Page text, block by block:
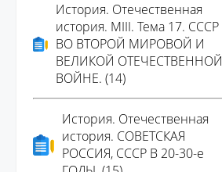
История. Отечественная
история. МIII. Тема 17. СССР
ВО ВТОРОЙ МИРОВОЙ И
ВЕЛИКОЙ ОТЕЧЕСТВЕННОЙ
ВОЙНЕ. (14)
История. Отечественная
история. СОВЕТСКАЯ
РОССИЯ, СССР В 20-30-е